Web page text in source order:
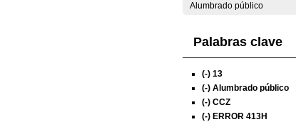
Alumbrado público
Palabras clave
(-) 13
(-) Alumbrado público
(-) CCZ
(-) ERROR 413H